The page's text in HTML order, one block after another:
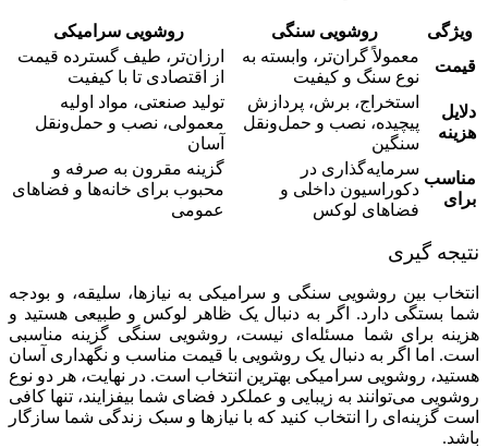
ویژگی روشویی سنگی
روشویی سرامیکی
قیمت
معمولاً گران‌تر، وابسته به
نوع سنگ و کیفیت
ارزان‌تر، طیف گسترده قیمت
از اقتصادی تا با کیفیت
دلایل
هزینه
استخراج، برش، پردازش
پیچیده، نصب و حمل‌ونقل
سنگین
تولید صنعتی، مواد اولیه
معمولی، نصب و حمل‌ونقل
آسان
مناسب
برای
سرمایه‌گذاری در
دکوراسیون داخلی و
فضاهای لوکس
گزینه مقرون به صرفه و
محبوب برای خانه‌ها و فضاهای
عمومی
نتیجه‌ گیری
انتخاب بین روشویی سنگی و سرامیکی به نیازها، سلیقه، و بودجه
شما بستگی دارد. اگر به دنبال یک ظاهر لوکس و طبیعی هستید و
هزینه برای شما مسئله‌ای نیست، روشویی سنگی گزینه مناسبی
است. اما اگر به دنبال یک روشویی با قیمت مناسب و نگهداری آسان
هستید، روشویی سرامیکی بهترین انتخاب است. در نهایت، هر دو نوع
روشویی می‌توانند به زیبایی و عملکرد فضای شما بیفزایند، تنها کافی
است گزینه‌ای را انتخاب کنید که با نیازها و سبک زندگی شما سازگار
باشد.